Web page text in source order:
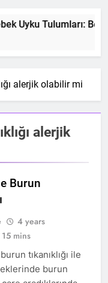
Uyku Tulumları:
alerjik olabilir mi
alerjik
Burun
4 years
15 mins
tıkanıklığı ile
burun